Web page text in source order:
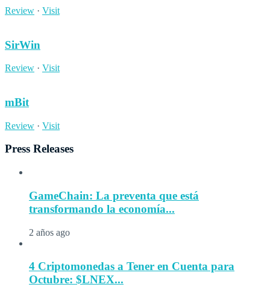
Review · Visit
SirWin
Review · Visit
mBit
Review · Visit
Press Releases
GameChain: La preventa que está
transformando la economía...
2 años ago
4 Criptomonedas a Tener en Cuenta para
Octubre: $LNEX...